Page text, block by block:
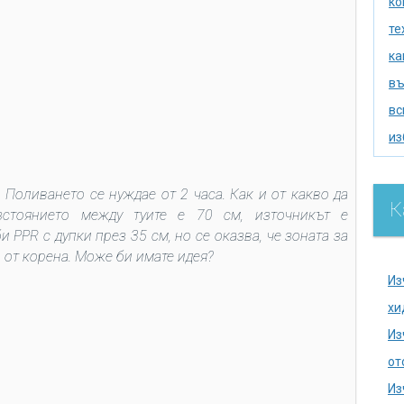
се нуждае от 2 часа. Как и от какво да
между туите е 70 см, източникът е
с дупки през 35 см, но се оказва, че зоната за
корена. Може би имате идея?